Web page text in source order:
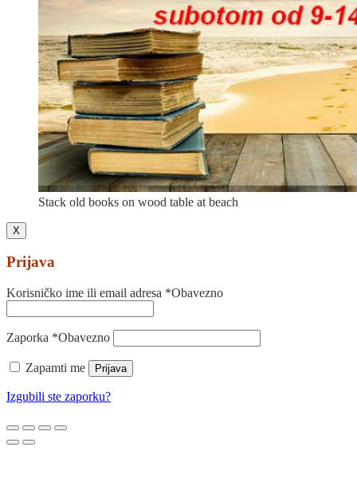
Stack old books on wood table at beach
X
Prijava
Korisničko ime ili email adresa *Obavezno
Zaporka *Obavezno
Zapamti me Prijava
Izgubili ste zaporku?